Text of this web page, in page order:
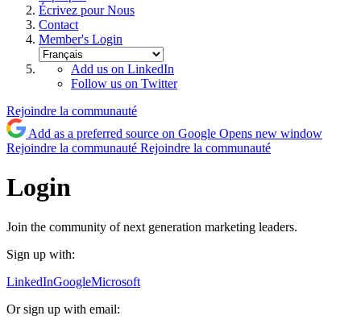
Écrivez pour Nous
Contact
Member's Login
Add us on LinkedIn
Follow us on Twitter
Rejoindre la communauté
Add as a preferred source on Google Opens new window
Rejoindre la communauté Rejoindre la communauté
Login
Join the community of next generation marketing leaders.
Sign up with:
LinkedInGoogleMicrosoft
Or sign up with email: